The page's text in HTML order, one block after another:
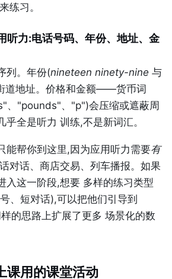
练习。
力:电话号码、年份、地址、金
列。年份(nineteen ninety-nine 与
道地址。价格和金额——货币词
、"pounds"、"p")会压缩或遮蔽周
乎全是听力 训练,不是新词汇。
能帮你到这里,因为应用听力需要有
话、商店交易、列车播报。如果
入这一阶段,想要 多样的练习类型
、短对话),可以把他们引导到
的思路上扩展了更多 场景化的数
课用的课堂活动